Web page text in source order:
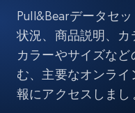
Pull&Bearデータセ
状況、商品説明、カ
カラーやサイズな
む、主要なオンラ
報にアクセスしまし